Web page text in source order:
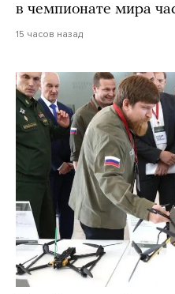
в чемпионате мира
15 часов назад